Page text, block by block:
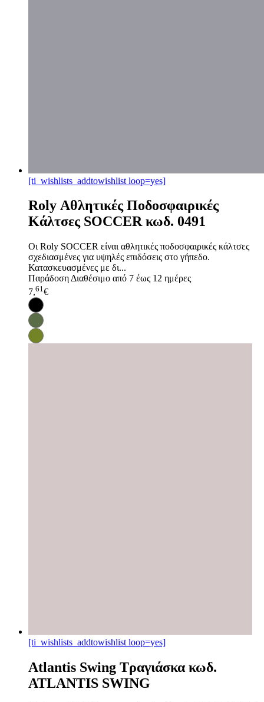
[ti_wishlists_addtowishlist loop=yes]
Roly Αθλητικές Ποδοσφαιρικές
Κάλτσες SOCCER κωδ. 0491
Οι Roly SOCCER είναι αθλητικές ποδοσφαιρικές κάλτσες
σχεδιασμένες για υψηλές επιδόσεις στο γήπεδο.
Κατασκευασμένες με δι...
Παράδοση Διαθέσιμο από 7 έως 12 ημέρες
7,61 €
[ti_wishlists_addtowishlist loop=yes]
Atlantis Swing Τραγιάσκα κωδ.
ATLANTIS SWING